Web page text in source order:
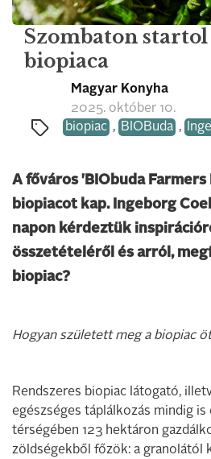
Szombaton
biopiaca
Magyar Konyha
2025. október 10.
biopiac , BIOBuda ,
A főváros 'BIObuda
biopiacot kap. Ingeborg
napon kérdeztük
összetételéről és arról,
biopiac?
Hogyan született meg a biopiac
Rendszeres biopiac látogató,
egészséges táplálkozás mindig is
térségében 123 hektáron
zöldségekből főzök: a granolától